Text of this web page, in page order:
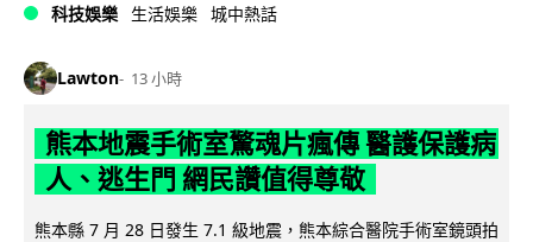
科技娛樂 生活娛樂 城中熱話
Lawton 13 小時
熊本地震手術室驚魂片瘋傳 醫護保護病
人、逃生門 網民讚值得尊敬
熊本縣 7 月 28 日發生 7.1 級地震，熊本綜合醫院手術室鏡頭拍